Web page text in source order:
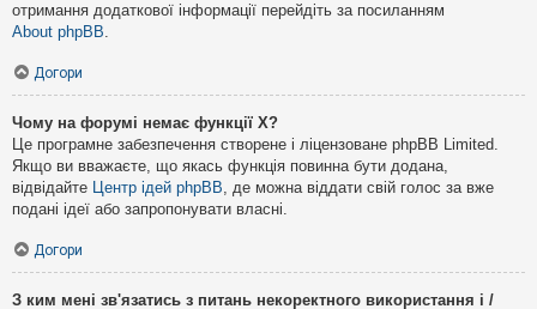
отримання додаткової інформації перейдіть за посиланням
About phpBB.
Догори
Чому на форумі немає функції X?
Це програмне забезпечення створене і ліцензоване phpBB Limited.
Якщо ви вважаєте, що якась функція повинна бути додана,
відвідайте Центр ідей phpBB, де можна віддати свій голос за вже
подані ідеї або запропонувати власні.
Догори
З ким мені зв'язатись з питань некоректного використання і /